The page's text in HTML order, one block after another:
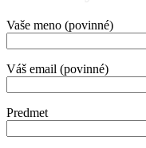
Vaše meno (povinné)
Váš email (povinné)
Predmet